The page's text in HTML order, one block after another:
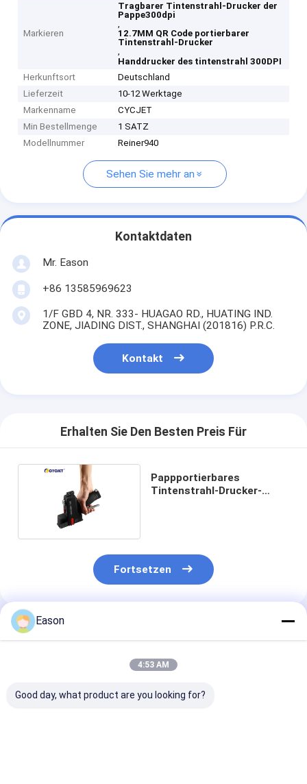
Markieren
Tragbarer Tintenstrahl-Drucker der
Pappe300dpi
,
12.7MM QR Code portierbarer
Tintenstrahl-Drucker
,
Handdrucker des tintenstrahl 300DPI
Herkunftsort
Deutschland
Lieferzeit
10-12 Werktage
Markenname
CYCJET
Min Bestellmenge
1 SATZ
Modellnummer
Reiner940
Sehen Sie mehr an
Kontaktdaten
Mr. Eason
+86 13585969623
1/F GBD 4, NR. 333- HUAGAO RD., HUATING IND.
ZONE, JIADING DIST., SHANGHAI (201816) P.R.C.
Kontakt
Erhalten Sie Den Besten Preis Für
Pappportierbares
Tintenstrahl-Drucker-
Fortsetzen
Empfohlene Produkte
Eason
4:53 AM
Good day, what product are you looking for?